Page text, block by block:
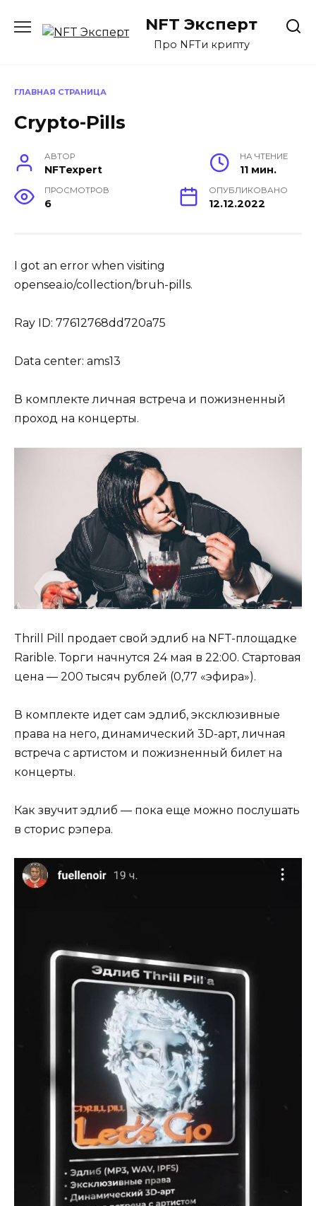
содержанию
NFT Эксперт
Про NFTи крипту
ГЛАВНАЯ СТРАНИЦА
Crypto-Pills
АВТОР
NFTexpert
НА ЧТЕНИЕ
11 мин.
ПРОСМОТРОВ
6
ОПУБЛИКОВАНО
12.12.2022
I got an error when visiting
opensea.io/collection/bruh-pills.
Ray ID: 77612768dd720a75
Data center: ams13
В комплекте личная встреча и пожизненный
проход на концерты.
Thrill Pill продает свой эдлиб на NFT-площадке
Rarible. Торги начнутся 24 мая в 22:00. Стартовая
цена — 200 тысяч рублей (0,77 «эфира»).
В комплекте идет сам эдлиб, эксклюзивные
права на него, динамический 3D-арт, личная
встреча с артистом и пожизненный билет на
концерты.
Как звучит эдлиб — пока еще можно послушать
в сторис рэпера.